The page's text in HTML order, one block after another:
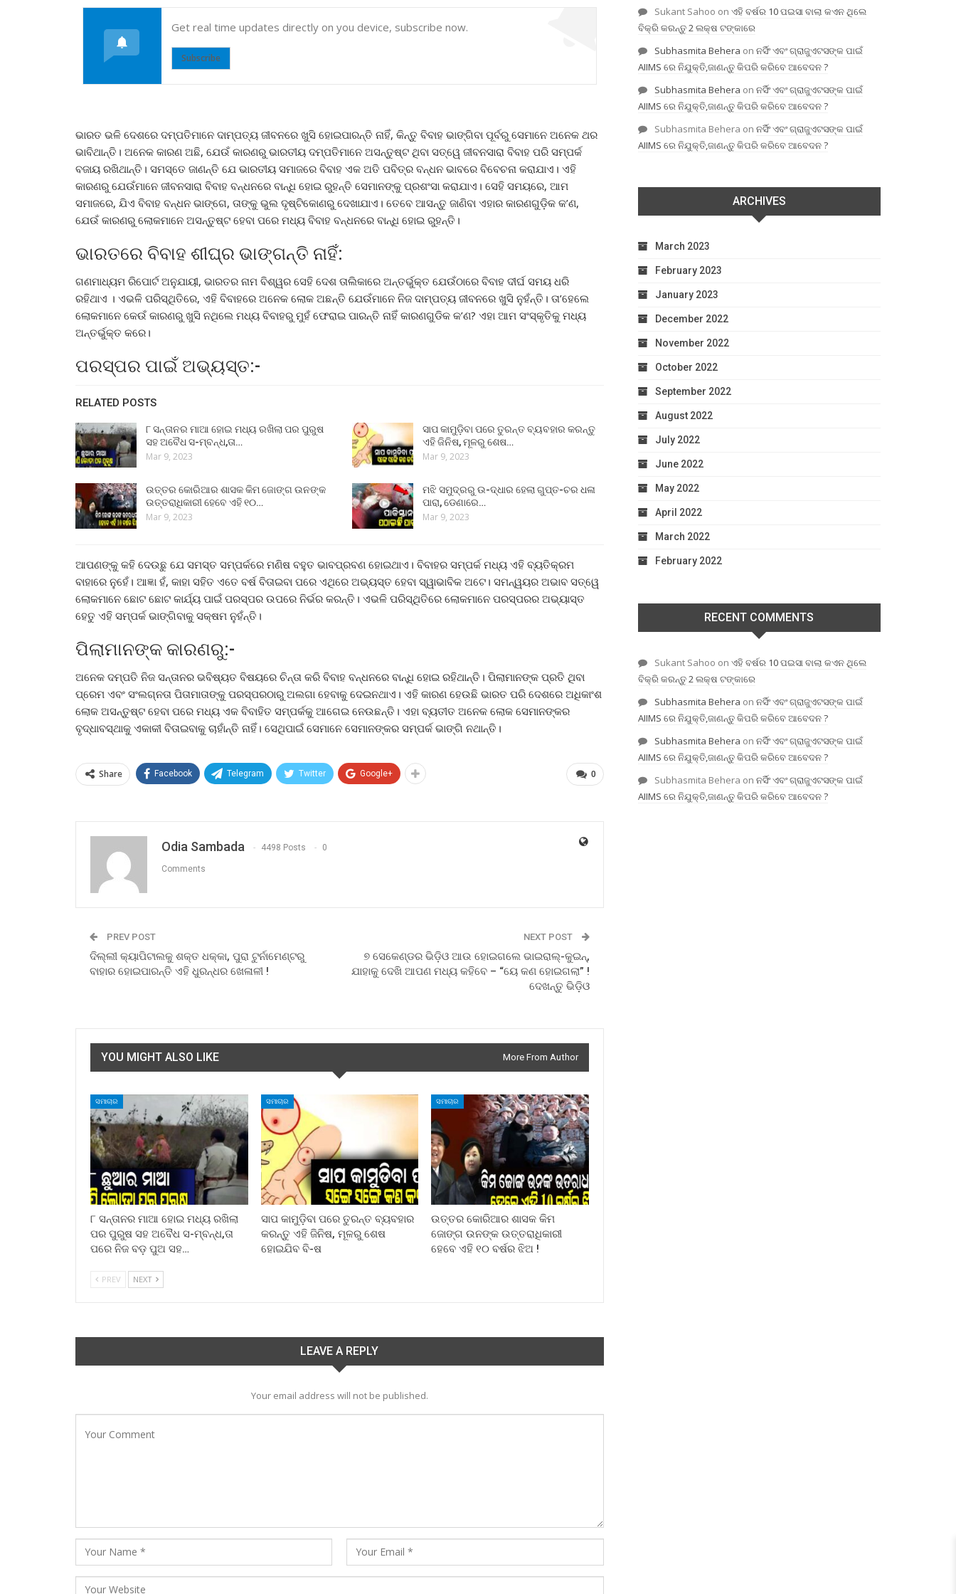
Get real time updates directly on you device, subscribe now.
Subscribe
ଭାରତ ଭଳି ଦେଶରେ ଦମ୍ପତିମାନେ ଦାମ୍ପତ୍ୟ ଜୀବନରେ ଖୁସି ହୋଇପାରନ୍ତି ନାହିଁ, କିନ୍ତୁ ବିବାହ ଭାଙ୍ଗିବା ପୂର୍ବରୁ ସେମାନେ ଅନେକ ଥର
ଭାବିଥାନ୍ତି। ଅନେକ କାରଣ ଅଛି, ଯେଉଁ କାରଣରୁ ଭାରତୀୟ ଦମ୍ପତିମାନେ ଅସନ୍ତୁଷ୍ଟ ଥିବା ସତ୍ୱେ ଜୀବନସାରା ବିବାହ ପରି ସମ୍ପର୍କ
ବଜାୟ ରଖିଥାନ୍ତି। ସମସ୍ତେ ଜାଣନ୍ତି ଯେ ଭାରତୀୟ ସମାଜରେ ବିବାହ ଏକ ଅତି ପବିତ୍ର ବନ୍ଧନ ଭାବରେ ବିବେଚନା କରାଯାଏ। ଏହି
କାରଣରୁ ଯେଉଁମାନେ ଜୀବନସାରା ବିବାହ ବନ୍ଧନରେ ବାନ୍ଧି ହୋଇ ରୁହନ୍ତି ସେମାନଙ୍କୁ ପ୍ରଶଂସା କରାଯାଏ। ସେହି ସମୟରେ, ଆମ
ସମାଜରେ, ଯିଏ ବିବାହ ବନ୍ଧନ ଭାଙ୍ଗେ, ତାଙ୍କୁ ଭୁଲ ଦୃଷ୍ଟିକୋଣରୁ ଦେଖାଯାଏ। ତେବେ ଆସନ୍ତୁ ଜାଣିବା ଏହାର କାରଣଗୁଡ଼ିକ କ’ଣ,
ଯେଉଁ କାରଣରୁ ଲୋକମାନେ ଅସନ୍ତୁଷ୍ଟ ହେବା ପରେ ମଧ୍ୟ ବିବାହ ବନ୍ଧନରେ ବାନ୍ଧି ହୋଇ ରୁହନ୍ତି।
ଭାରତରେ ବିବାହ ଶୀଘ୍ର ଭାଙ୍ଗନ୍ତି ନାହିଁ:
ଗଣମାଧ୍ୟମ ରିପୋର୍ଟ ଅନୁଯାୟୀ, ଭାରତର ନାମ ବିଶ୍ୱର ସେହି ଦେଶ ତାଲିକାରେ ଅନ୍ତର୍ଭୁକ୍ତ ଯେଉଁଠାରେ ବିବାହ ଦୀର୍ଘ ସମୟ ଧରି
ରହିଥାଏ । ଏଭଳି ପରିସ୍ଥିତିରେ, ଏହି ବିବାହରେ ଅନେକ ଲୋକ ଅଛନ୍ତି ଯେଉଁମାନେ ନିଜ ଦାମ୍ପତ୍ୟ ଜୀବନରେ ଖୁସି ନୁହଁନ୍ତି। ତା’ହେଲେ
ଲୋକମାନେ କେଉଁ କାରଣରୁ ଖୁସି ନଥିଲେ ମଧ୍ୟ ବିବାହରୁ ମୁହଁ ଫେରାଇ ପାରନ୍ତି ନାହିଁ କାରଣଗୁଡିକ କ’ଣ? ଏହା ଆମ ସଂସ୍କୃତିକୁ ମଧ୍ୟ
ଅନ୍ତର୍ଭୁକ୍ତ କରେ।
ପରସ୍ପର ପାଇଁ ଅଭ୍ୟସ୍ତ:-
RELATED POSTS
୮ ସନ୍ତାନର ମାଆ ହୋଇ ମଧ୍ୟ ରଖିଲା ପର ପୁରୁଷ
ସହ ଅବୈଧ ସ-ମ୍ବନ୍ଧ,ତା…
Mar 9, 2023
ସାପ କାମୁଡ଼ିବା ପରେ ତୁରନ୍ତ ବ୍ୟବହାର କରନ୍ତୁ
ଏହି ଜିନିଷ, ମୂଳରୁ ଶେଷ…
Mar 9, 2023
ଉତ୍ତର କୋରିଆର ଶାସକ କିମ ଜୋଙ୍ଗ ଉନଙ୍କ
ଉତ୍ତରାଧିକାରୀ ହେବେ ଏହି ୧୦…
Mar 9, 2023
ମଝି ସମୁଦ୍ରରୁ ଉ-ଦ୍ଧାର ହେଲା ଗୁପ୍ତ-ଚର ଧଳା
ପାରା, ଡେଣାରେ…
Mar 9, 2023
ଆପଣଙ୍କୁ କହି ଦେଉଛୁ ଯେ ସମସ୍ତ ସମ୍ପର୍କରେ ମଣିଷ ବହୁତ ଭାବପ୍ରବଣ ହୋଇଥାଏ। ବିବାହର ସମ୍ପର୍କ ମଧ୍ୟ ଏହି ବ୍ୟତିକ୍ରମ
ବାହାରେ ନୁହେଁ। ଆଜ୍ଞା ହଁ, କାହା ସହିତ ଏତେ ବର୍ଷ ବିତାଇବା ପରେ ଏଥିରେ ଅଭ୍ୟସ୍ତ ହେବା ସ୍ୱାଭାବିକ ଅଟେ। ସମନ୍ୱୟର ଅଭାବ ସତ୍ୱେ
ଲୋକମାନେ ଛୋଟ ଛୋଟ କାର୍ଯ୍ୟ ପାଇଁ ପରସ୍ପର ଉପରେ ନିର୍ଭର କରନ୍ତି। ଏଭଳି ପରିସ୍ଥିତିରେ ଲୋକମାନେ ପରସ୍ପରର ଅଭ୍ୟାସ୍ତ
ହେତୁ ଏହି ସମ୍ପର୍କ ଭାଙ୍ଗିବାକୁ ସକ୍ଷମ ନୁହଁନ୍ତି।
ପିଲାମାନଙ୍କ କାରଣରୁ:-
ଅନେକ ଦମ୍ପତି ନିଜ ସନ୍ତାନର ଭବିଷ୍ୟତ ବିଷୟରେ ଚିନ୍ତା କରି ବିବାହ ବନ୍ଧନରେ ବାନ୍ଧି ହୋଇ ରହିଥାନ୍ତି। ପିଲାମାନଙ୍କ ପ୍ରତି ଥିବା
ପ୍ରେମ ଏବଂ ସଂଲଗ୍ନତା ପିତାମାତାଙ୍କୁ ପରସ୍ପରଠାରୁ ଅଲଗା ହେବାକୁ ଦେଇନଥାଏ। ଏହି କାରଣ ହେଉଛି ଭାରତ ପରି ଦେଶରେ ଅଧିକାଂଶ
ଲୋକ ଅସନ୍ତୁଷ୍ଟ ହେବା ପରେ ମଧ୍ୟ ଏକ ବିବାହିତ ସମ୍ପର୍କକୁ ଆଗେଇ ନେଉଛନ୍ତି। ଏହା ବ୍ୟତୀତ ଅନେକ ଲୋକ ସେମାନଙ୍କର
ବୃଦ୍ଧାବସ୍ଥାକୁ ଏକାକୀ ବିତାଇବାକୁ ଚାହାଁନ୍ତି ନାହିଁ। ସେଥିପାଇଁ ସେମାନେ ସେମାନଙ୍କର ସମ୍ପର୍କ ଭାଙ୍ଗି ନଥାନ୍ତି।
0
Share Facebook Telegram Twitter Google+
Odia Sambada 4498 Posts 0
Comments
PREV POST
ଦିଲ୍ଲୀ କ୍ୟାପିଟାଲକୁ ଶକ୍ତ ଧକ୍କା, ପୁରା ଟୁର୍ନାମେଣ୍ଟରୁ
ବାହାର ହୋଇପାରନ୍ତି ଏହି ଧୁରନ୍ଧର ଖେଳାଳୀ !
NEXT POST
୭ ସେକେଣ୍ଡର ଭିଡ଼ିଓ ଆଉ ହୋଇଗଲେ ଭାଇରାଲ୍-କୁଇନ୍,
ଯାହାକୁ ଦେଖି ଆପଣ ମଧ୍ୟ କହିବେ – “ୟେ କଣ ହୋଇଗଲା” !
ଦେଖନ୍ତୁ ଭିଡ଼ିଓ
YOU MIGHT ALSO LIKE More From Author
ସମାଚାର
୮ ସନ୍ତାନର ମାଆ ହୋଇ ମଧ୍ୟ ରଖିଲା
ପର ପୁରୁଷ ସହ ଅବୈଧ ସ-ମ୍ବନ୍ଧ,ତା
ପରେ ନିଜ ବଡ଼ ପୁଅ ସହ…
ସମାଚାର
ସାପ କାମୁଡ଼ିବା ପରେ ତୁରନ୍ତ ବ୍ୟବହାର
କରନ୍ତୁ ଏହି ଜିନିଷ, ମୂଳରୁ ଶେଷ
ହୋଇଯିବ ବି-ଷ
ସମାଚାର
ଉତ୍ତର କୋରିଆର ଶାସକ କିମ
ଜୋଙ୍ଗ ଉନଙ୍କ ଉତ୍ତରାଧିକାରୀ
ହେବେ ଏହି ୧୦ ବର୍ଷର ଝିଅ !
PREV NEXT
LEAVE A REPLY
Your email address will not be published.
Sukant Sahoo on ଏହି ବର୍ଷର 10 ପଇସା ବାଲା କଏନ ଥିଲେ
ବିକ୍ରି କରନ୍ତୁ 2 ଲକ୍ଷ ଟଙ୍କାରେ
Subhasmita Behera on ନର୍ସିଂ ଏବଂ ଗ୍ରାଜୁଏଟସଙ୍କ ପାଇଁ
AIIMS ରେ ନିଯୁକ୍ତି,ଜାଣନ୍ତୁ କିପରି କରିବେ ଆବେଦନ ?
Subhasmita Behera on ନର୍ସିଂ ଏବଂ ଗ୍ରାଜୁଏଟସଙ୍କ ପାଇଁ
AIIMS ରେ ନିଯୁକ୍ତି,ଜାଣନ୍ତୁ କିପରି କରିବେ ଆବେଦନ ?
Subhasmita Behera on ନର୍ସିଂ ଏବଂ ଗ୍ରାଜୁଏଟସଙ୍କ ପାଇଁ
AIIMS ରେ ନିଯୁକ୍ତି,ଜାଣନ୍ତୁ କିପରି କରିବେ ଆବେଦନ ?
ARCHIVES
March 2023
February 2023
January 2023
December 2022
November 2022
October 2022
September 2022
August 2022
July 2022
June 2022
May 2022
April 2022
March 2022
February 2022
RECENT COMMENTS
Sukant Sahoo on ଏହି ବର୍ଷର 10 ପଇସା ବାଲା କଏନ ଥିଲେ
ବିକ୍ରି କରନ୍ତୁ 2 ଲକ୍ଷ ଟଙ୍କାରେ
Subhasmita Behera on ନର୍ସିଂ ଏବଂ ଗ୍ରାଜୁଏଟସଙ୍କ ପାଇଁ
AIIMS ରେ ନିଯୁକ୍ତି,ଜାଣନ୍ତୁ କିପରି କରିବେ ଆବେଦନ ?
Subhasmita Behera on ନର୍ସିଂ ଏବଂ ଗ୍ରାଜୁଏଟସଙ୍କ ପାଇଁ
AIIMS ରେ ନିଯୁକ୍ତି,ଜାଣନ୍ତୁ କିପରି କରିବେ ଆବେଦନ ?
Subhasmita Behera on ନର୍ସିଂ ଏବଂ ଗ୍ରାଜୁଏଟସଙ୍କ ପାଇଁ
AIIMS ରେ ନିଯୁକ୍ତି,ଜାଣନ୍ତୁ କିପରି କରିବେ ଆବେଦନ ?